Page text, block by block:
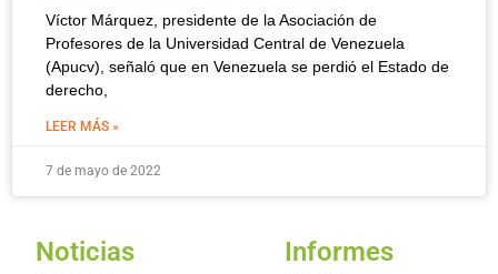
Víctor Márquez, presidente de la Asociación de
Profesores de la Universidad Central de Venezuela
(Apucv), señaló que en Venezuela se perdió el Estado de
derecho,
LEER MÁS »
7 de mayo de 2022
Noticias Informes